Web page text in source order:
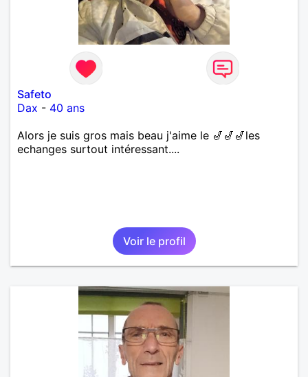
Safeto
Dax - 40 ans
Alors je suis gros mais beau j'aime le 🎷🎷🎷les
echanges surtout intéressant....
Voir le profil